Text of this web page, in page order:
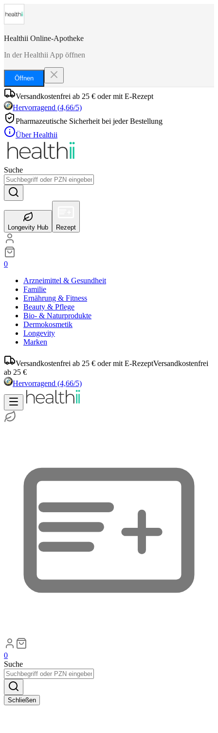
Healthii Online-Apotheke
In der Healthii App öffnen
Öffnen
Versandkostenfrei ab 25 € oder mit E-Rezept
Hervorragend (4,66/5)
Pharmazeutische Sicherheit bei jeder Bestellung
Über Healthii
Suche
Longevity Hub Rezept
0
Arzneimittel & Gesundheit
Familie
Ernährung & Fitness
Beauty & Pflege
Bio- & Naturprodukte
Dermokosmetik
Longevity
Marken
Versandkostenfrei ab 25 € oder mit E-RezeptVersandkostenfrei
ab 25 €
Hervorragend (4,66/5)
0
Suche
Schließen